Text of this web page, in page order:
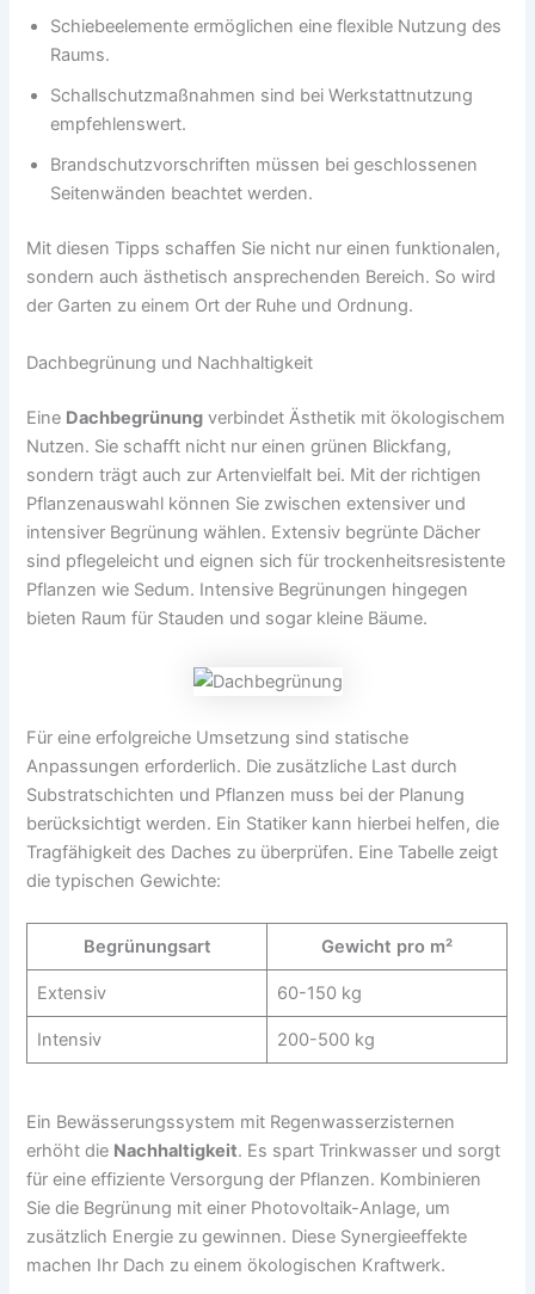
Schiebeelemente ermöglichen eine flexible Nutzung des
Raums.
Schallschutzmaßnahmen sind bei Werkstattnutzung
empfehlenswert.
Brandschutzvorschriften müssen bei geschlossenen
Seitenwänden beachtet werden.
Mit diesen Tipps schaffen Sie nicht nur einen funktionalen,
sondern auch ästhetisch ansprechenden Bereich. So wird
der Garten zu einem Ort der Ruhe und Ordnung.
Dachbegrünung und Nachhaltigkeit
Eine Dachbegrünung verbindet Ästhetik mit ökologischem
Nutzen. Sie schafft nicht nur einen grünen Blickfang,
sondern trägt auch zur Artenvielfalt bei. Mit der richtigen
Pflanzenauswahl können Sie zwischen extensiver und
intensiver Begrünung wählen. Extensiv begrünte Dächer
sind pflegeleicht und eignen sich für trockenheitsresistente
Pflanzen wie Sedum. Intensive Begrünungen hingegen
bieten Raum für Stauden und sogar kleine Bäume.
Für eine erfolgreiche Umsetzung sind statische
Anpassungen erforderlich. Die zusätzliche Last durch
Substratschichten und Pflanzen muss bei der Planung
berücksichtigt werden. Ein Statiker kann hierbei helfen, die
Tragfähigkeit des Daches zu überprüfen. Eine Tabelle zeigt
die typischen Gewichte:
Begrünungsart Gewicht pro m²
Extensiv 60-150 kg
Intensiv 200-500 kg
Ein Bewässerungssystem mit Regenwasserzisternen
erhöht die Nachhaltigkeit. Es spart Trinkwasser und sorgt
für eine effiziente Versorgung der Pflanzen. Kombinieren
Sie die Begrünung mit einer Photovoltaik-Anlage, um
zusätzlich Energie zu gewinnen. Diese Synergieeffekte
machen Ihr Dach zu einem ökologischen Kraftwerk.